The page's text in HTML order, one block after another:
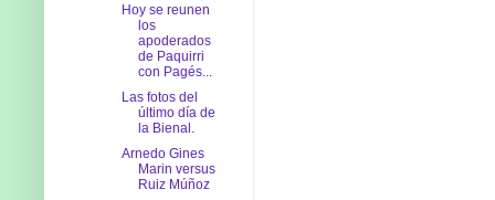
Hoy se reunen
los
apoderados
de Paquirri
con Pagés...
Las fotos del
último día de
la Bienal.
Arnedo Gines
Marin versus
Ruiz Múñoz